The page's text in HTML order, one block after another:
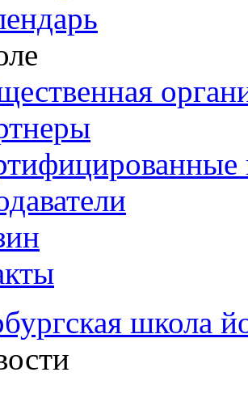
школа